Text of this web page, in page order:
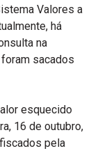
Valores a
há
na
sacados
esquecido
16 de outubro,
pela